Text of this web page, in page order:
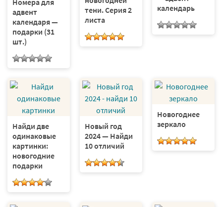
Номера для
адвент
календаря —
подарки (31
шт.)
тени. Серия 2
листа
календарь
Найди две
одинаковые
картинки:
новогодние
подарки
Новый год
2024 — Найди
10 отличий
Новогоднее
зеркало